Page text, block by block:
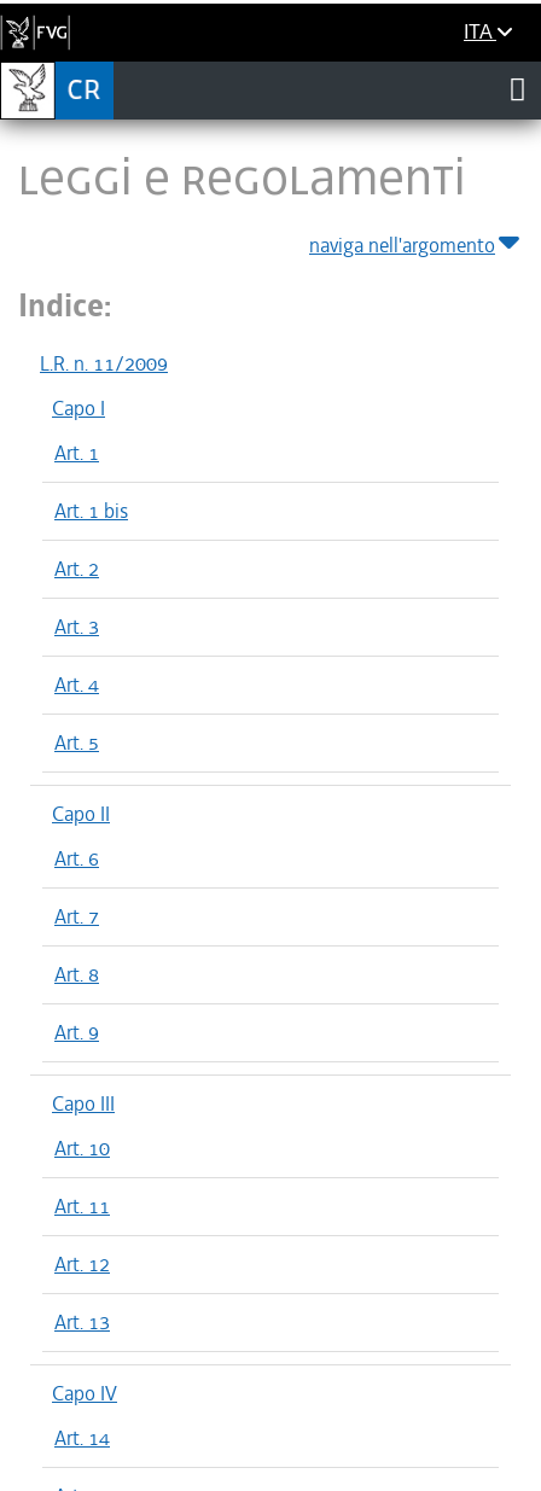
ITA
LEGGI E REGOLAMENTI
naviga nell'argomento
Indice:
L.R. n. 11/2009
Capo I
Art. 1
Art. 1 bis
Art. 2
Art. 3
Art. 4
Art. 5
Capo II
Art. 6
Art. 7
Art. 8
Art. 9
Capo III
Art. 10
Art. 11
Art. 12
Art. 13
Capo IV
Art. 14